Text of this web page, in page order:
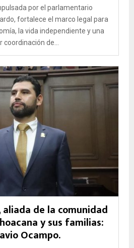
por el parlamentario
fortalece el marco legal para
la vida independiente y una
coordinación de...
de la comunidad
y sus familias:
Ocampo.